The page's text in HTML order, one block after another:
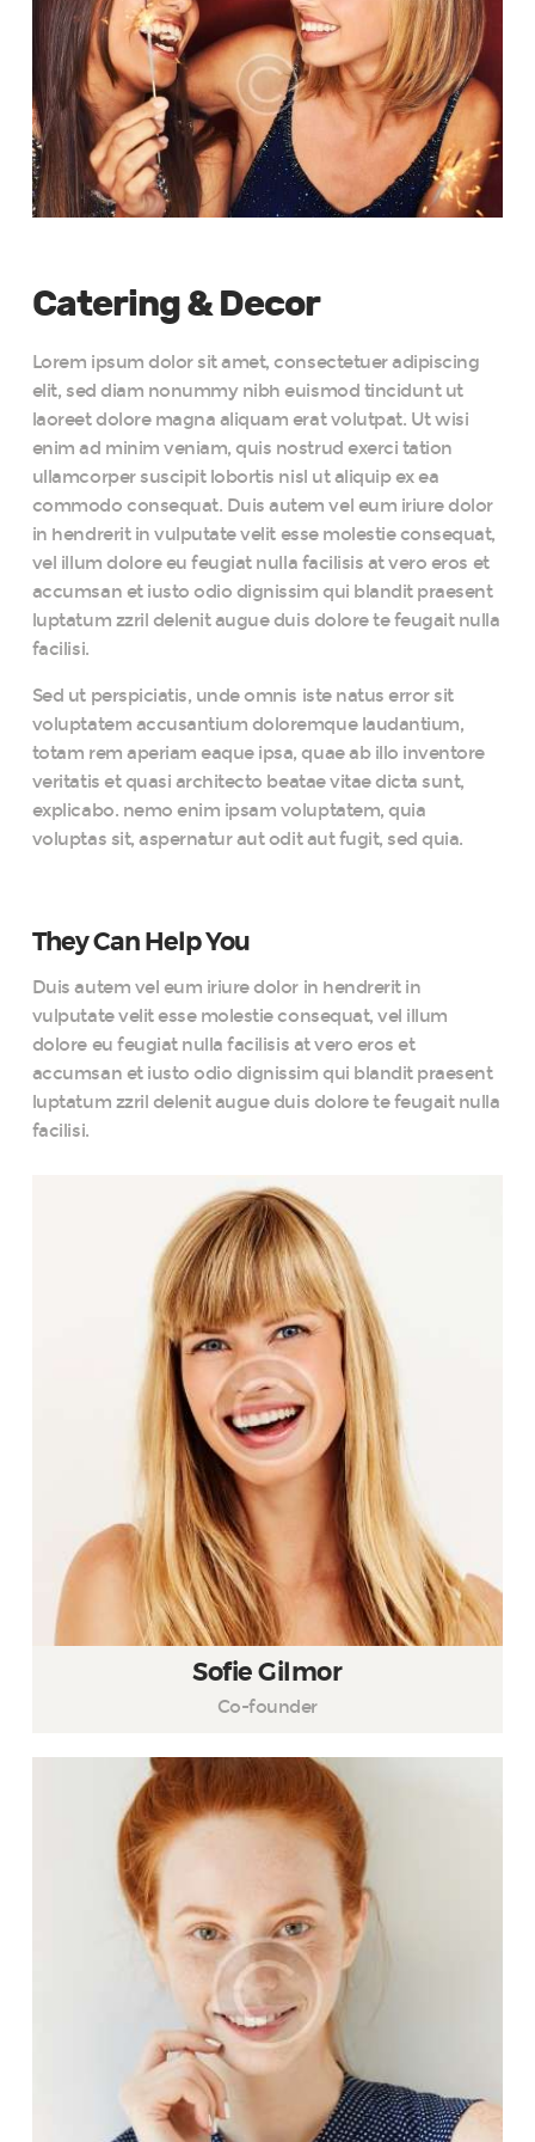
Catering & Decor
Lorem ipsum dolor sit amet, consectetuer adipiscing
elit, sed diam nonummy nibh euismod tincidunt ut
laoreet dolore magna aliquam erat volutpat. Ut wisi
enim ad minim veniam, quis nostrud exerci tation
ullamcorper suscipit lobortis nisl ut aliquip ex ea
commodo consequat. Duis autem vel eum iriure dolor
in hendrerit in vulputate velit esse molestie consequat,
vel illum dolore eu feugiat nulla facilisis at vero eros et
accumsan et iusto odio dignissim qui blandit praesent
luptatum zzril delenit augue duis dolore te feugait nulla
facilisi.
Sed ut perspiciatis, unde omnis iste natus error sit
voluptatem accusantium doloremque laudantium,
totam rem aperiam eaque ipsa, quae ab illo inventore
veritatis et quasi architecto beatae vitae dicta sunt,
explicabo. nemo enim ipsam voluptatem, quia
voluptas sit, aspernatur aut odit aut fugit, sed quia.
They Can Help You
Duis autem vel eum iriure dolor in hendrerit in
vulputate velit esse molestie consequat, vel illum
dolore eu feugiat nulla facilisis at vero eros et
accumsan et iusto odio dignissim qui blandit praesent
luptatum zzril delenit augue duis dolore te feugait nulla
facilisi.
Sofie Gilmor
Co-founder